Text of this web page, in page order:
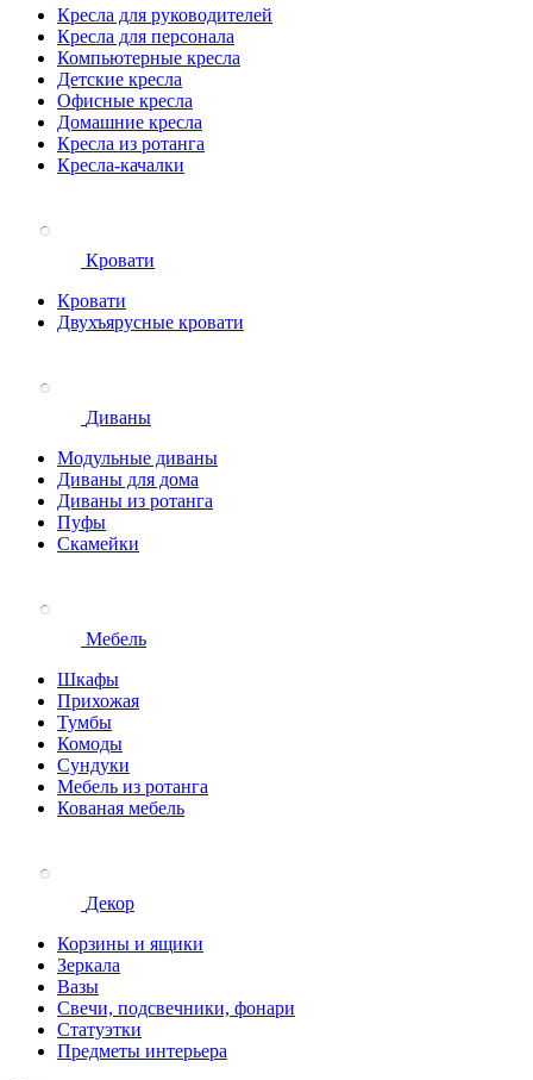
Кресла для руководителей
Кресла для персонала
Компьютерные кресла
Детские кресла
Офисные кресла
Домашние кресла
Кресла из ротанга
Кресла-качалки
Кровати
Кровати
Двухъярусные кровати
Диваны
Модульные диваны
Диваны для дома
Диваны из ротанга
Пуфы
Скамейки
Мебель
Шкафы
Прихожая
Тумбы
Комоды
Сундуки
Мебель из ротанга
Кованая мебель
Декор
Корзины и ящики
Зеркала
Вазы
Свечи, подсвечники, фонари
Статуэтки
Предметы интерьера